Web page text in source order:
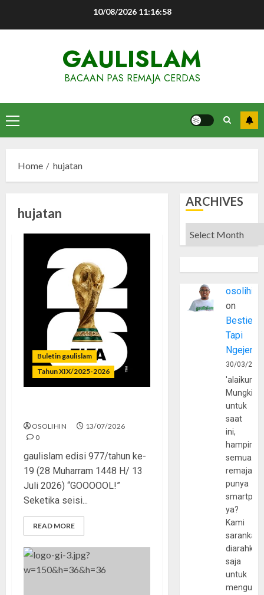
10/08/2026 11:16:59
GAULISLAM
BACAAN PAS REMAJA CERDAS
Primary
Menu
Home hujatan
hujatan
Buletin gaulislam
Tahun XIX/2025-2026
OSOLIHIN
13/07/2026
0
gaulislam edisi 977/tahun ke-
19 (28 Muharram 1448 H/ 13
Juli 2026) “GOOOOOL!”
Seketika seisi...
READ MORE
ARCHIVES
Archives
osolihin
on
Bestie
Tapi
30/03/
Mungkin
untuk
saat
ini,
hampir
semua
remaja
punya
ya?
Kami
sarankan,
diarahkan
saja
untuk